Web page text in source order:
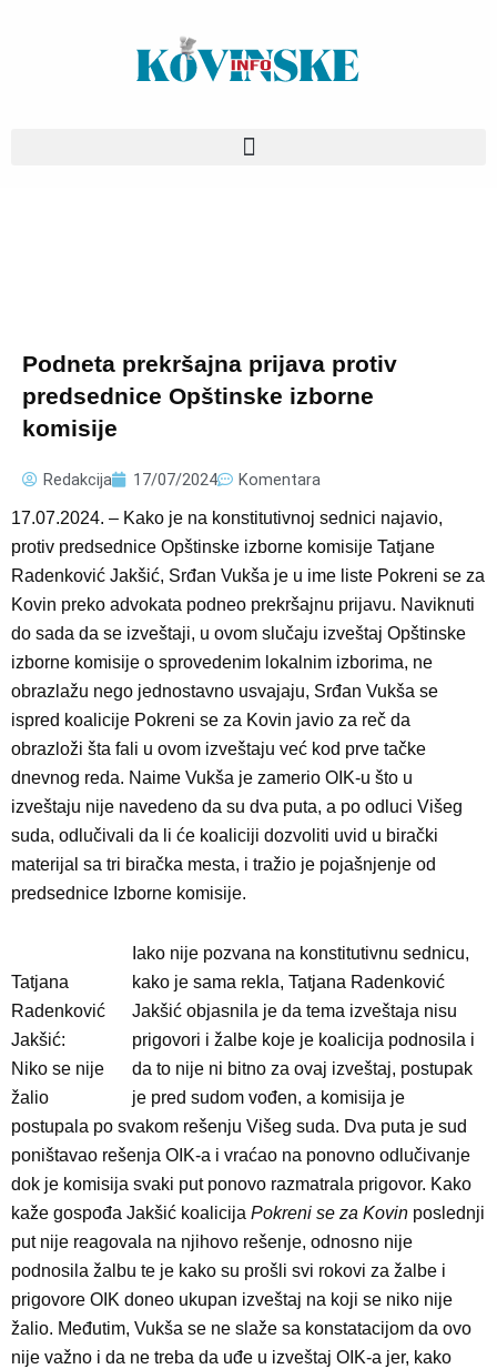
Podneta prekršajna prijava protiv
predsednice Opštinske izborne
komisije
Redakcija 17/07/2024 Komentara
17.07.2024. – Kako je na konstitutivnoj sednici najavio,
protiv predsednice Opštinske izborne komisije Tatjane
Radenković Jakšić, Srđan Vukša je u ime liste Pokreni se za
Kovin preko advokata podneo prekršajnu prijavu. Naviknuti
do sada da se izveštaji, u ovom slučaju izveštaj Opštinske
izborne komisije o sprovedenim lokalnim izborima, ne
obrazlažu nego jednostavno usvajaju, Srđan Vukša se
ispred koalicije Pokreni se za Kovin javio za reč da
obrazloži šta fali u ovom izveštaju već kod prve tačke
dnevnog reda. Naime Vukša je zamerio OIK-u što u
izveštaju nije navedeno da su dva puta, a po odluci Višeg
suda, odlučivali da li će koaliciji dozvoliti uvid u birački
materijal sa tri biračka mesta, i tražio je pojašnjenje od
predsednice Izborne komisije.
Tatjana
Radenković
Jakšić:
Niko se nije
žalio
Iako nije pozvana na konstitutivnu sednicu,
kako je sama rekla, Tatjana Radenković
Jakšić objasnila je da tema izveštaja nisu
prigovori i žalbe koje je koalicija podnosila i
da to nije ni bitno za ovaj izveštaj, postupak
je pred sudom vođen, a komisija je
postupala po svakom rešenju Višeg suda. Dva puta je sud
poništavao rešenja OIK-a i vraćao na ponovno odlučivanje
dok je komisija svaki put ponovo razmatrala prigovor. Kako
kaže gospođa Jakšić koalicija Pokreni se za Kovin poslednji
put nije reagovala na njihovo rešenje, odnosno nije
podnosila žalbu te je kako su prošli svi rokovi za žalbe i
prigovore OIK doneo ukupan izveštaj na koji se niko nije
žalio. Međutim, Vukša se ne slaže sa konstatacijom da ovo
nije važno i da ne treba da uđe u izveštaj OIK-a jer, kako